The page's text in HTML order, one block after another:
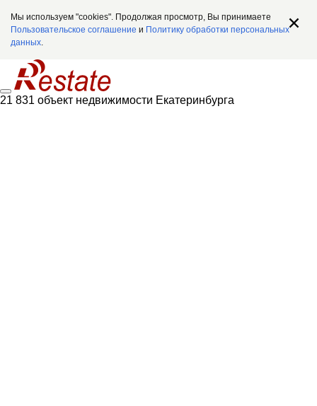
Мы используем "cookies". Продолжая просмотр, Вы принимаете
Пользовательское соглашение и Политику обработки персональных
данных.
21 831 объект недвижимости Екатеринбурга